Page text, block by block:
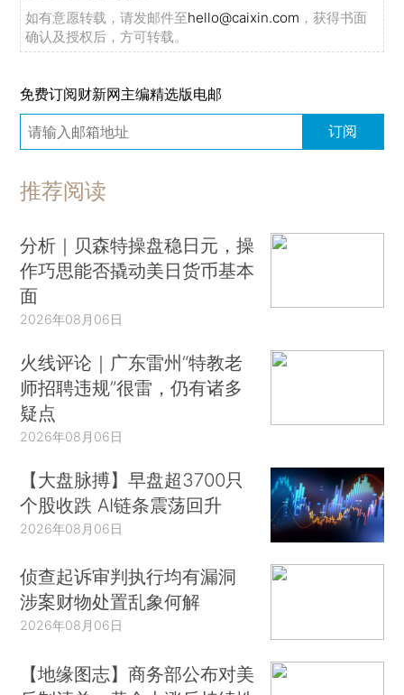
如有意愿转载，请发邮件至hello@caixin.com ，获得书面
确认及授权后，方可转载。
免费订阅财新网主编精选版电邮
订阅
推荐阅读
分析｜贝森特操盘稳日元，操
作巧思能否撬动美日货币基本
面
2026年08月06日
火线评论｜广东雷州“特教老
师招聘违规”很雷，仍有诸多
疑点
2026年08月06日
【大盘脉搏】早盘超3700只
个股收跌 AI链条震荡回升
2026年08月06日
侦查起诉审判执行均有漏洞
涉案财物处置乱象何解
2026年08月06日
【地缘图志】商务部公布对美